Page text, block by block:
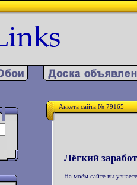
Анкета сайта № 79165
Лёгкий
На моём сайте вы